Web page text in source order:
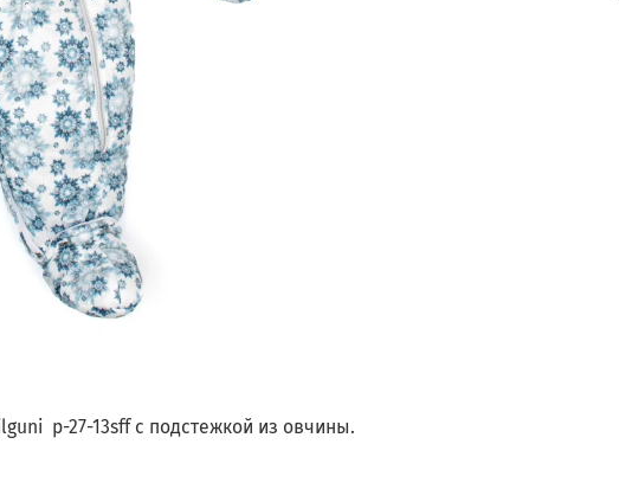
p-27-13sff с подстежкой из овчины.